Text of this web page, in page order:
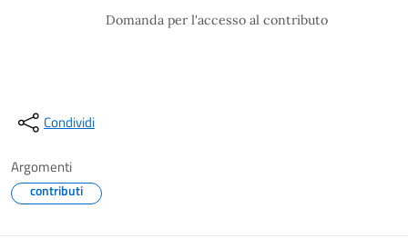
Domanda per l'accesso al contributo
Condividi
Argomenti
contributi